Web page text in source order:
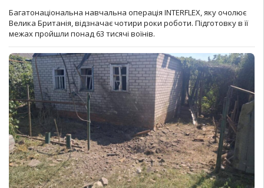
Багатонаціональна навчальна операція INTERFLEX, яку очолює
Велика Британія, відзначає чотири роки роботи. Підготовку в її
межах пройшли понад 63 тисячі воїнів.